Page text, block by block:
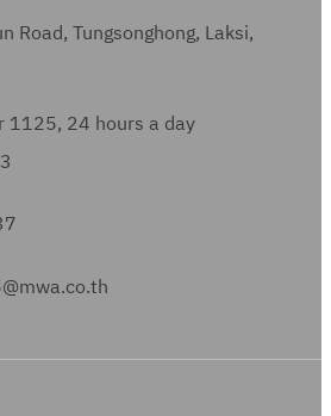
Road, Tungsonghong, Laksi,
1125, 24 hours a day